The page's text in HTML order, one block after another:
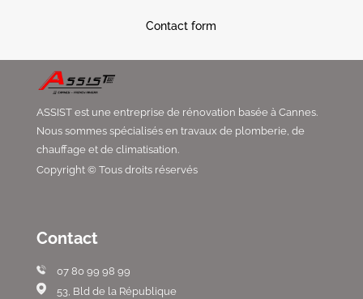
Contact form
ASSIST est une entreprise de rénovation basée à Cannes.
Nous sommes spécialisés en travaux de plomberie, de
chauffage et de climatisation.
Copyright © Tous droits réservés
Contact
07 80 99 98 99
53, Bld de la République